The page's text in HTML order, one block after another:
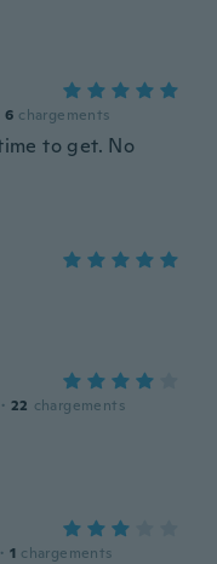
6 chargements
to get. No
· 22 chargements
· 1 chargements